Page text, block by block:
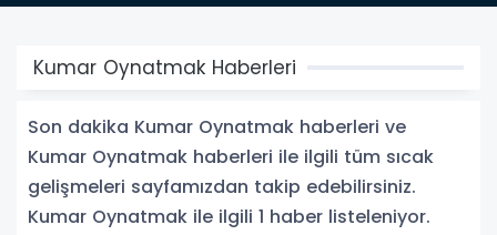
Düzenlemeye Hazırız"
Kumar Oynatmak Haberleri
Son dakika Kumar Oynatmak haberleri ve
Kumar Oynatmak haberleri ile ilgili tüm sıcak
gelişmeleri sayfamızdan takip edebilirsiniz.
Kumar Oynatmak ile ilgili 1 haber listeleniyor.